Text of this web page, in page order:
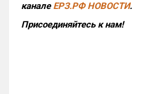
канале ЕРЗ.РФ НОВОСТИ.
Присоединяйтесь к нам!